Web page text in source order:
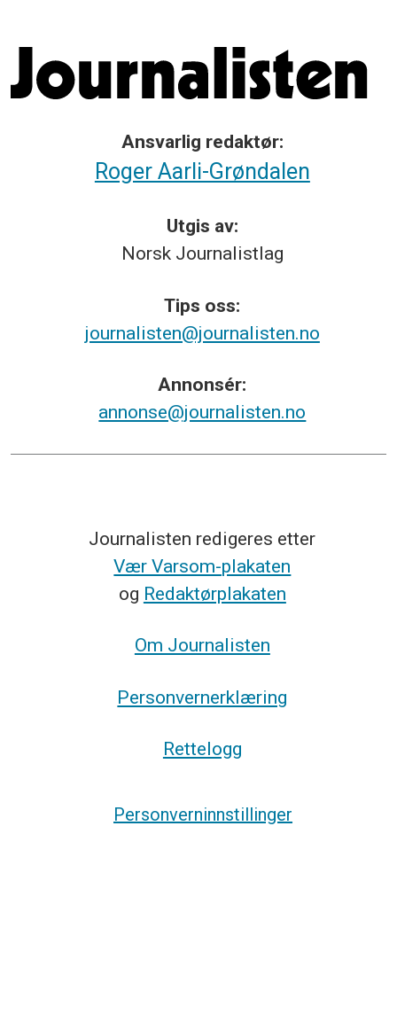
Ansvarlig redaktør:
Roger Aarli-Grøndalen
Utgis av:
Norsk Journalistlag
Tips oss:
journalisten@journalisten.no
Annonsér:
annonse@journalisten.no
Journalisten redigeres etter
Vær Varsom-plakaten
og Redaktørplakaten
Om Journalisten
Personvernerklæring
Rettelogg
Personverninnstillinger